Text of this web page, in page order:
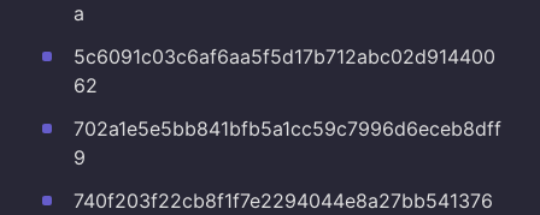
a
5c6091c03c6af6aa5f5d17b712abc02d914400
62
702a1e5e5bb841bfb5a1cc59c7996d6eceb8dff
9
740f203f22cb8f1f7e2294044e8a27bb541376